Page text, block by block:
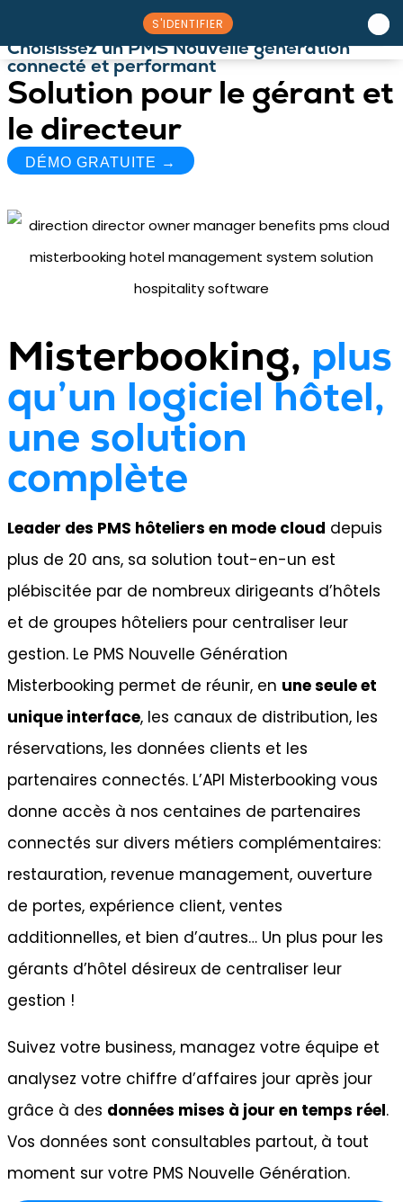
S'IDENTIFIER
Choisissez un PMS Nouvelle génération
connecté et performant
Solution pour le gérant et
le directeur
DÉMO GRATUITE →
Misterbooking, plus
qu’un logiciel hôtel,
une solution
complète
Leader des PMS hôteliers en mode cloud depuis
plus de 20 ans, sa solution tout-en-un est
plébiscitée par de nombreux dirigeants d’hôtels
et de groupes hôteliers pour centraliser leur
gestion. Le PMS Nouvelle Génération
Misterbooking permet de réunir, en une seule et
unique interface, les canaux de distribution, les
réservations, les données clients et les
partenaires connectés. L’API Misterbooking vous
donne accès à nos centaines de partenaires
connectés sur divers métiers complémentaires:
restauration, revenue management, ouverture
de portes, expérience client, ventes
additionnelles, et bien d’autres… Un plus pour les
gérants d’hôtel désireux de centraliser leur
gestion !
Suivez votre business, managez votre équipe et
analysez votre chiffre d’affaires jour après jour
grâce à des données mises à jour en temps réel.
Vos données sont consultables partout, à tout
moment sur votre PMS Nouvelle Génération.